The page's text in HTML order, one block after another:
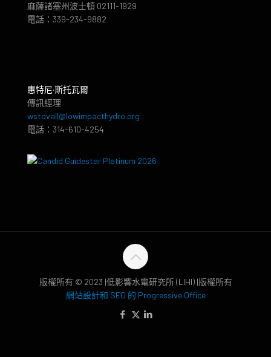
麻薩諸塞州波士頓 02111-1929
電話：339-234-9882
惠特尼·斯托瓦爾
傳訊經理
wstovall@lowimpacthydro.org
電話：314-610-4254
版權所有 © 2023 |低影響水電研究所 (LIHI) |版權所有
網站設計和 SEO 的 Progressive Office